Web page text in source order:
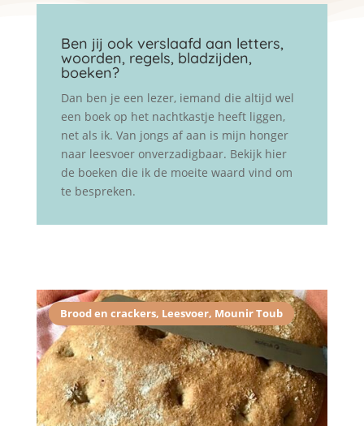
Ben jij ook verslaafd aan letters,
woorden, regels, bladzijden,
boeken?
Dan ben je een lezer, iemand die altijd wel
een boek op het nachtkastje heeft liggen,
net als ik. Van jongs af aan is mijn honger
naar leesvoer onverzadigbaar. Bekijk hier
de boeken die ik de moeite waard vind om
te bespreken.
Brood en crackers, Leesvoer, Mounir Toub